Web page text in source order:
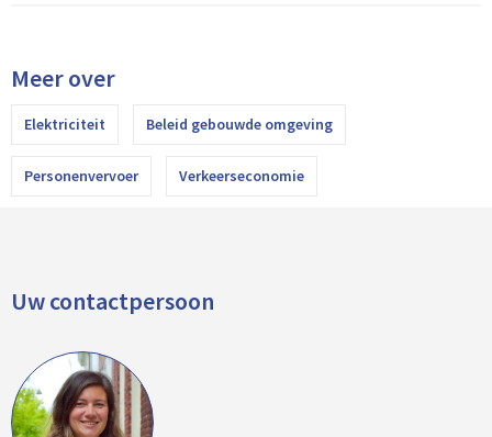
Meer over
Elektriciteit Beleid gebouwde omgeving
Personenvervoer Verkeerseconomie
Uw contactpersoon